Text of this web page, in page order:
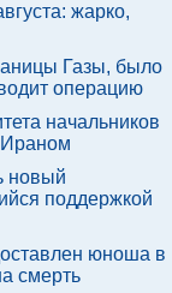
жарко,
Газы, было
операцию
начальников
новый
поддержкой
юноша в
смерть